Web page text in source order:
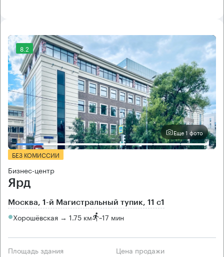
8.2
Еще 1 фото
БЕЗ КОМИССИИ
Бизнес-центр
Ярд
Москва, 1-й Магистральный тупик, 11 с1
Хорошёвская → 1.75 км ~17 мин
Площадь здания Цена продажи